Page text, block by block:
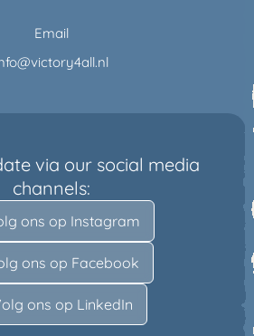
Email
via our social media
channels:
ons op Instagram
ons op Facebook
ons op LinkedIn